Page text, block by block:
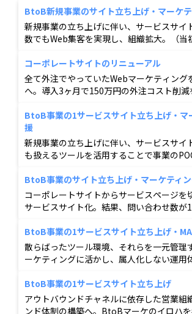
BtoB新規事業のサイト立ち上げ・マーケ
新規事業の立ち上げに伴い、サービスサイ
数でもWeb集客を実現し、組織拡大。（当
コーポレートサイトのリニューアル
全て外注でやっていたWebマーケティング
へ。導入3ヶ月で150万円の外注コスト削減
BtoB事業の1サービスサイト立ち上げ・マ
援
新規事業の立ち上げに伴い、サービスサイ
も扱えるツールを活用することで事業の
BtoB事業のサイト立ち上げ・マーケティ
コーポレートサイトからサービスページを
サービスサイト化。結果、問い合わせ数が
BtoB事業の1サービスサイト立ち上げ・
散らばったツール環境、それらを一元管理
ーケティングに活かし、属人化しない運用
BtoB事業の1サービスサイト立ち上げ
アウトバウンドチャネルに依存した営業組
ンド体制の構築へ。BtoBマーケのイロハ